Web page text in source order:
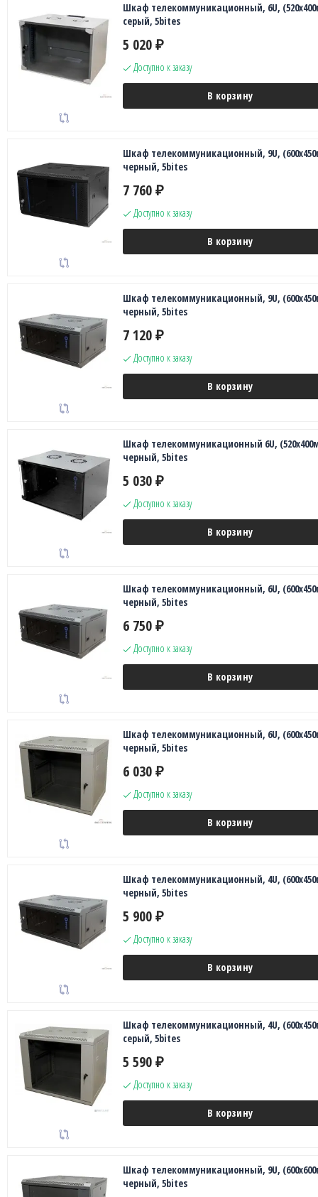
Шкаф телекоммуникационный, 6U,
серый, 5bites
5 020 ₽
Доступно к заказу
В корзину
Шкаф телекоммуникационный, 9U,
черный, 5bites
7 760 ₽
Доступно к заказу
В корзину
Шкаф телекоммуникационный, 9U,
черный, 5bites
7 120 ₽
Доступно к заказу
В корзину
Шкаф телекоммуникационный 6U,
черный, 5bites
5 030 ₽
Доступно к заказу
В корзину
Шкаф телекоммуникационный, 6U,
черный, 5bites
6 750 ₽
Доступно к заказу
В корзину
Шкаф телекоммуникационный, 6U,
черный, 5bites
6 030 ₽
Доступно к заказу
В корзину
Шкаф телекоммуникационный, 4U,
черный, 5bites
5 900 ₽
Доступно к заказу
В корзину
Шкаф телекоммуникационный, 4U,
серый, 5bites
5 590 ₽
Доступно к заказу
В корзину
Шкаф телекоммуникационный, 9U,
черный, 5bites